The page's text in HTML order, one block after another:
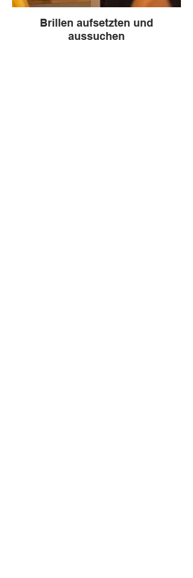
Brillen aufsetzten und
aussuchen